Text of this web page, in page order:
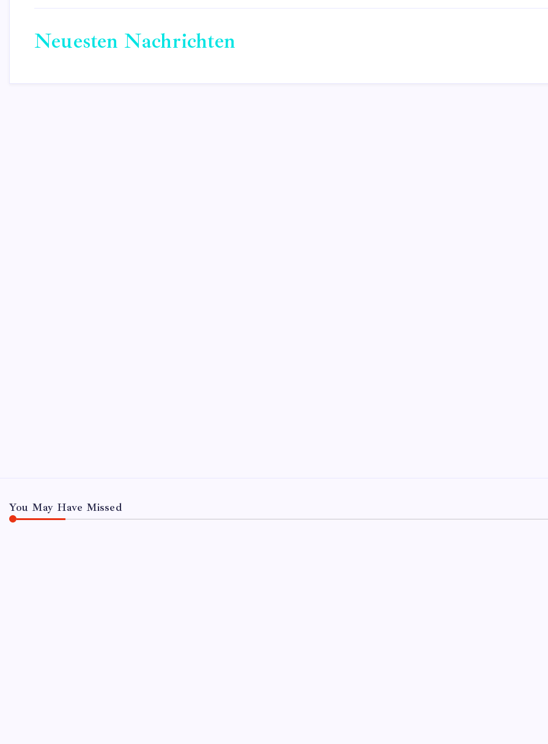
Neuesten Nachrichten
You May Have Missed